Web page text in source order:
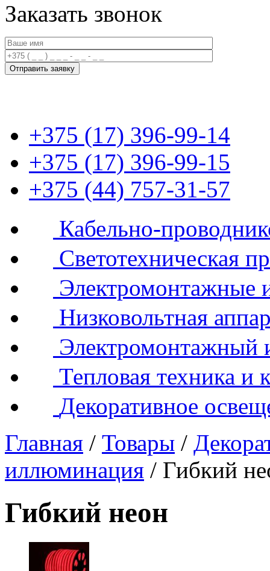
Заказать звонок
+375 (17) 396-99-14
+375 (17) 396-99-15
+375 (44) 757-31-57
Кабельно-
Светотехническая
Электромонтажные
Низковольтная
Электромонтажный
Тепловая техника и
Декоративное
Главная / Товары /
иллюминация / Гибкий
Гибкий неон